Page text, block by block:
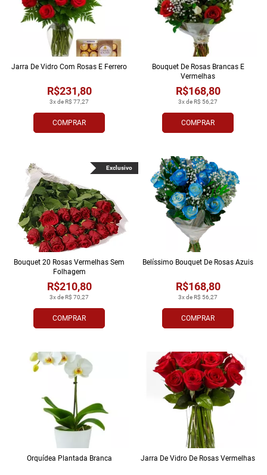
COMPRAR
3x de R$ 77,27
R$231,80
Jarra De Vidro Com Rosas E Ferrero
COMPRAR
3x de R$ 56,27
R$168,80
Bouquet De Rosas Brancas E
Vermelhas
COMPRAR
3x de R$ 70,27
R$210,80
Bouquet 20 Rosas Vermelhas Sem
Folhagem
Exclusivo
COMPRAR
3x de R$ 56,27
R$168,80
Belíssimo Bouquet De Rosas Azuis
Orquídea Plantada Branca Jarra De Vidro De Rosas Vermelhas